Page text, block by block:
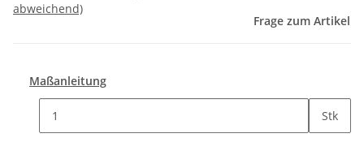
abweichend)
Frage zum Artikel
Maßanleitung
Stk